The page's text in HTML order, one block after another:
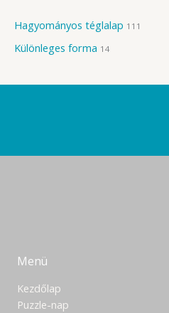
Hagyományos téglalap 111
Különleges forma 14
Menü
Kezdőlap
Puzzle-nap